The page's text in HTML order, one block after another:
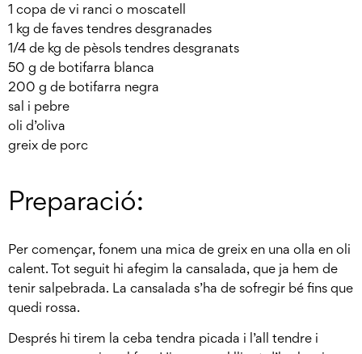
1 copa de vi ranci o moscatell
1 kg de faves tendres desgranades
1/4 de kg de pèsols tendres desgranats
50 g de botifarra blanca
200 g de botifarra negra
sal i pebre
oli d’oliva
greix de porc
Preparació:
Per començar, fonem una mica de greix en una olla en oli
calent. Tot seguit hi afegim la cansalada, que ja hem de
tenir salpebrada. La cansalada s’ha de sofregir bé fins que
quedi rossa.
Després hi tirem la ceba tendra picada i l’all tendre i